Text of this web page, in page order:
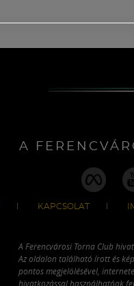
A
KAPCSOLAT
A Ferencvárosi Torna Club
Az oldalon található írott és
pontos megjelölésével,
hivatkozással használhatóak fel.